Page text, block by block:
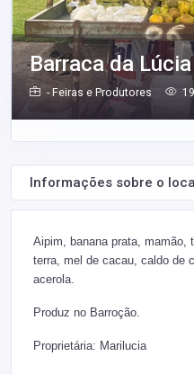
Barraca da Lúcia
- Feiras e Produtores
Informações sobre o local
Aipim, banana prata, mamão,
terra, mel de cacau, caldo de
acerola.
Produz no Barroção.
Proprietária: Marilucia